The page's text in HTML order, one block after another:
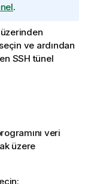
.
ve ardından
SSH tünel
veri
üzere